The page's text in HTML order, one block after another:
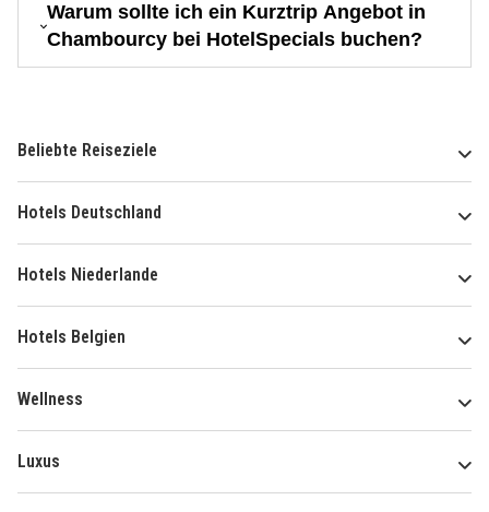
Warum sollte ich ein Kurztrip Angebot in
Chambourcy bei HotelSpecials buchen?
Beliebte Reiseziele
Hotels Deutschland
Hotels Niederlande
Hotels Belgien
Wellness
Luxus